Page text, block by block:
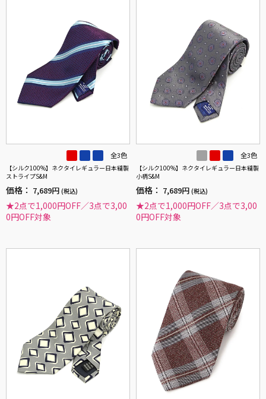
全3色
【シルク100%】ネクタイレギュラー日本縫製
ストライプS&M
価格： 7,689円 (税込)
★2点で1,000円OFF／3点で3,00
0円OFF対象
全3色
【シルク100%】ネクタイレギュラー日本縫製
小柄S&M
価格： 7,689円 (税込)
★2点で1,000円OFF／3点で3,00
0円OFF対象